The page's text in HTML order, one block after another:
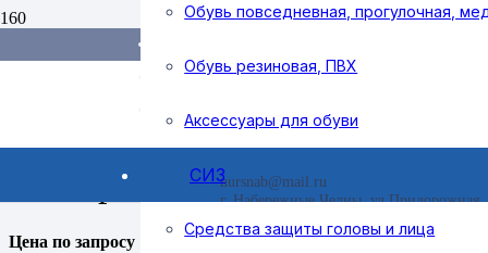
Доставка и оплата
Контакты
nursnab@mail.ru
г. Набережные Челны, ул Придорожная,
Обувь повседневная, прогулочная,
Обувь резиновая, ПВХ
Аксессуары для обуви
СИЗ
Средства защиты головы и лица
Средства индивидуальной защиты/Средства защиты
Блок-ролик одинарный СОЛО
Цена по запросу